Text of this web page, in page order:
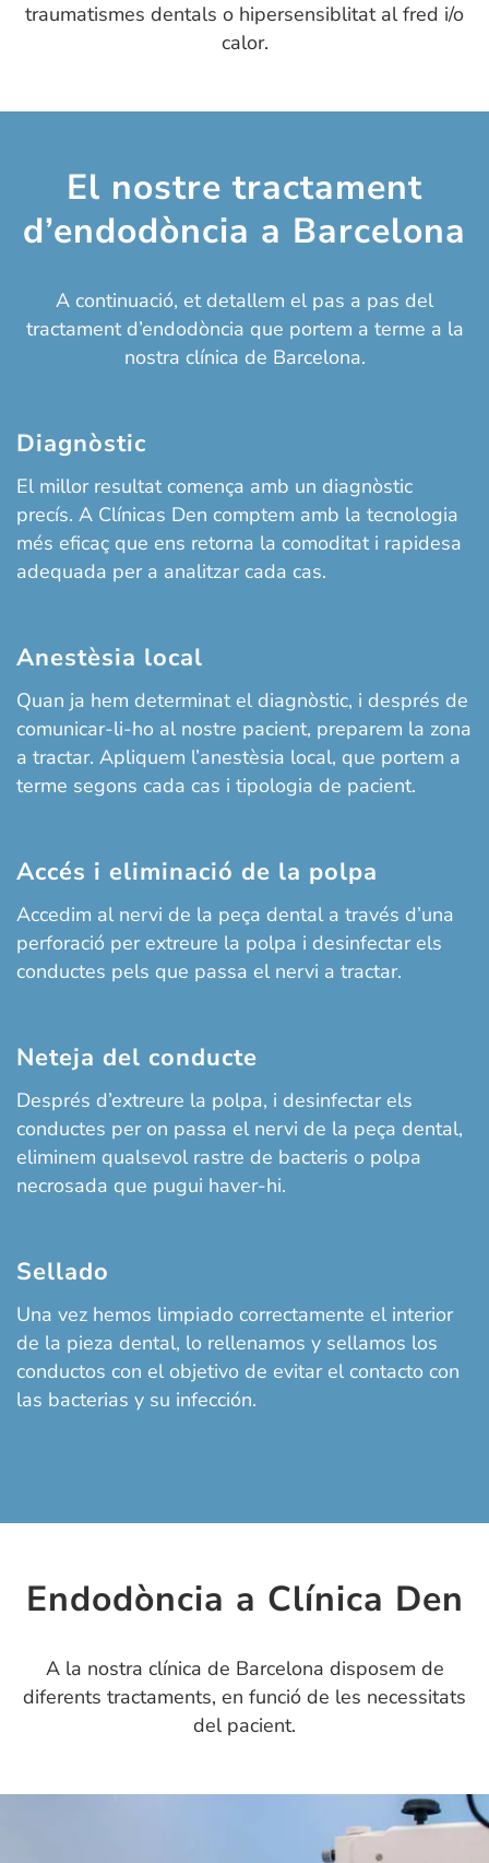
traumatismes dentals o hipersensiblitat al fred i/o
calor.
El nostre tractament
d’endodòncia a Barcelona
A continuació, et detallem el pas a pas del
tractament d’endodòncia que portem a terme a la
nostra clínica de Barcelona.
Diagnòstic
El millor resultat comença amb un diagnòstic
precís. A Clínicas Den comptem amb la tecnologia
més eficaç que ens retorna la comoditat i rapidesa
adequada per a analitzar cada cas.
Anestèsia local
Quan ja hem determinat el diagnòstic, i després de
comunicar-li-ho al nostre pacient, preparem la zona
a tractar. Apliquem l’anestèsia local, que portem a
terme segons cada cas i tipologia de pacient.
Accés i eliminació de la polpa
Accedim al nervi de la peça dental a través d’una
perforació per extreure la polpa i desinfectar els
conductes pels que passa el nervi a tractar.
Neteja del conducte
Després d’extreure la polpa, i desinfectar els
conductes per on passa el nervi de la peça dental,
eliminem qualsevol rastre de bacteris o polpa
necrosada que pugui haver-hi.
Sellado
Una vez hemos limpiado correctamente el interior
de la pieza dental, lo rellenamos y sellamos los
conductos con el objetivo de evitar el contacto con
las bacterias y su infección.
Endodòncia a Clínica Den
A la nostra clínica de Barcelona disposem de
diferents tractaments, en funció de les necessitats
del pacient.